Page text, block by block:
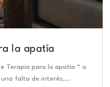
la apatía
Terapia para la apatía “ a
una falta de interés,…